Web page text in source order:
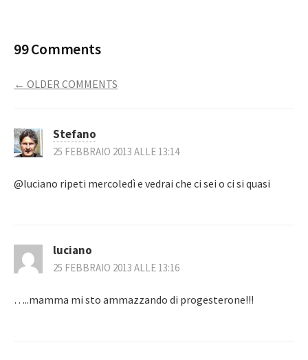
99 Comments
COMMENT
NAVIGATION
← OLDER COMMENTS
Stefano
25 FEBBRAIO 2013 ALLE 13:14
@luciano ripeti mercoledì e vedrai che ci sei o ci si quasi
luciano
25 FEBBRAIO 2013 ALLE 13:16
…..mamma mi sto ammazzando di progesterone!!!